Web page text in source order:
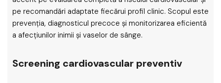
pe recomandări adaptate fiecărui profil clinic. Scopul este
prevenția, diagnosticul precoce și monitorizarea eficientă
a afecțiunilor inimii și vaselor de sânge.
Screening cardiovascular preventiv